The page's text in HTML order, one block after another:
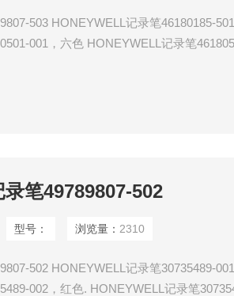
503 HONEYWELL记录笔46180185-
001，六色 HONEYWELL记录笔
笔49789807-502
型号： 浏览量： 2310
502 HONEYWELL记录笔30735489-
002，红色. HONEYWELL记录笔